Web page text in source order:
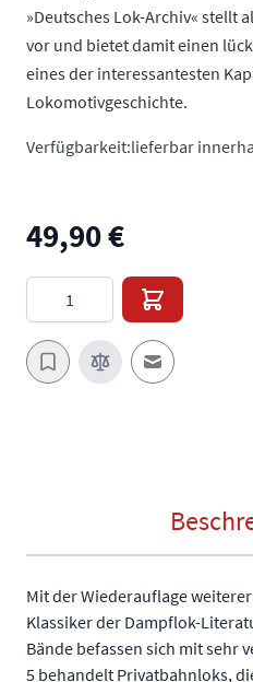
»Deutsches Lok-Archiv« stellt
vor und bietet damit einen
eines der interessantesten
Lokomotivgeschichte.
Verfügbarkeit:lieferbar
49,90 €
Menge
E-Mail an
Mit der Wiederauflage
Klassiker der Dampflok-
Bände befassen sich mit sehr
5 behandelt Privatbahnloks,